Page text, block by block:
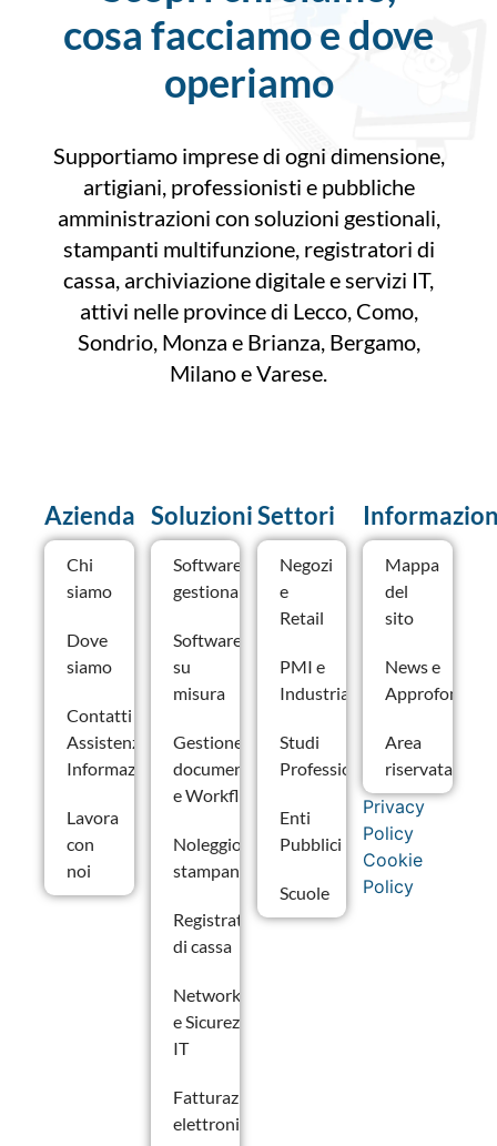
cosa facciamo e dove
operiamo
Supportiamo imprese di ogni dimensione,
artigiani, professionisti e pubbliche
amministrazioni con soluzioni gestionali,
stampanti multifunzione, registratori di
cassa, archiviazione digitale e servizi IT,
attivi nelle province di Lecco, Como,
Sondrio, Monza e Brianza, Bergamo,
Milano e Varese.
Azienda
Chi
siamo
Dove
siamo
Contatti –
Assistenza e
Informazioni
Lavora
con
noi
Soluzioni
Software
gestionale
Software
su
misura
Gestione
documentale
e Workflow
Noleggio
stampanti
Registratori
di cassa
Networking
e Sicurezza
IT
Fatturazione
elettronica
Settori
Negozi
e
Retail
PMI e
Industria
Studi
Professionali
Enti
Pubblici
Scuole
Mappa
del
sito
News e
Area
riservata
Privacy
Policy
Cookie
Policy